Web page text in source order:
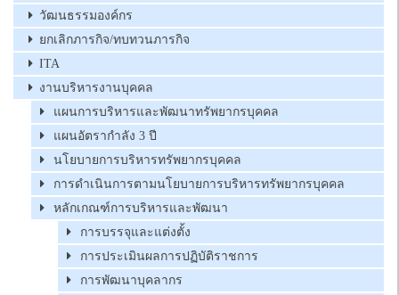
วัฒนธรรมองค์กร
ยกเลิกภารกิจ/ทบทวนภารกิจ
ITA
งานบริหารงานบุคคล
แผนการบริหารและพัฒนาทรัพยากรบุคคล
แผนอัตรากำลัง 3 ปี
นโยบายการบริหารทรัพยากรบุคคล
การดำเนินการตามนโยบายการบริหารทรัพยากรบุคคล
หลักเกณฑ์การบริหารและพัฒนา
การบรรจุและแต่งตั้ง
การประเมินผลการปฏิบัติราชการ
การพัฒนาบุคลากร